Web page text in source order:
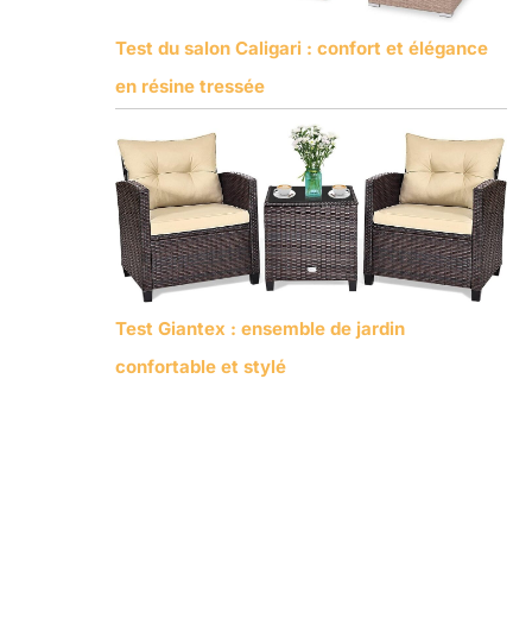
Test du salon Caligari : confort et élégance
en résine tressée
Test Giantex : ensemble de jardin
confortable et stylé